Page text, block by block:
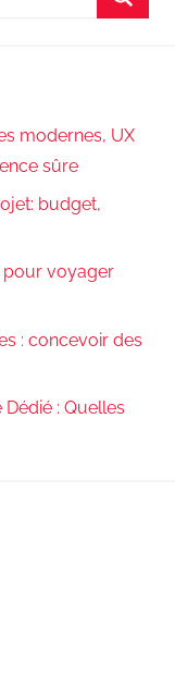
modernes, UX
sûre
budget,
pour voyager
: concevoir des
: Quelles